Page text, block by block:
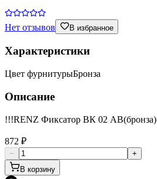
Нет отзывов В избранное
Характеристики
Цвет фурнитурыБронза
Описание
!!!RENZ Фиксатор ВК 02 AB(бронза)
872 ₽
−
+
В корзину